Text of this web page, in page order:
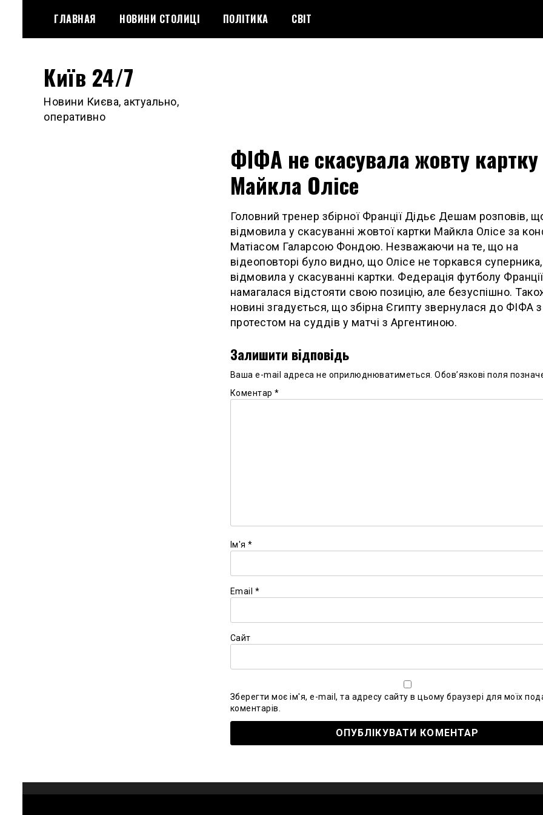
content
ГЛАВНАЯ НОВИНИ СТОЛИЦІ ПОЛІТИКА СВІТ
Київ 24/7
Новини Києва, актуально,
оперативно
ФІФА не скасувала жовту картку
Майкла Олісе
Головний тренер збірної Франції Дідьє Дешам розповів,
відмовила у скасуванні жовтої картки Майкла Олісе за
Матіасом Галарсою Фондою. Незважаючи на те, що на
відеоповторі було видно, що Олісе не торкався
відмовила у скасуванні картки. Федерація футболу Франції
намагалася відстояти свою позицію, але безуспішно.
новині згадується, що збірна Єгипту звернулася до ФІФА з
протестом на суддів у матчі з Аргентиною.
Залишити відповідь
Ваша e-mail адреса не оприлюднюватиметься. Обов’язкові поля
Коментар *
Ім'я *
Email *
Сайт
Зберегти моє ім'я, e-mail, та адресу сайту в цьому браузері для моїх
коментарів.